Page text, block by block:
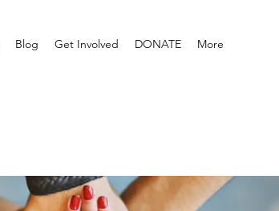
Blog Get Involved DONATE More